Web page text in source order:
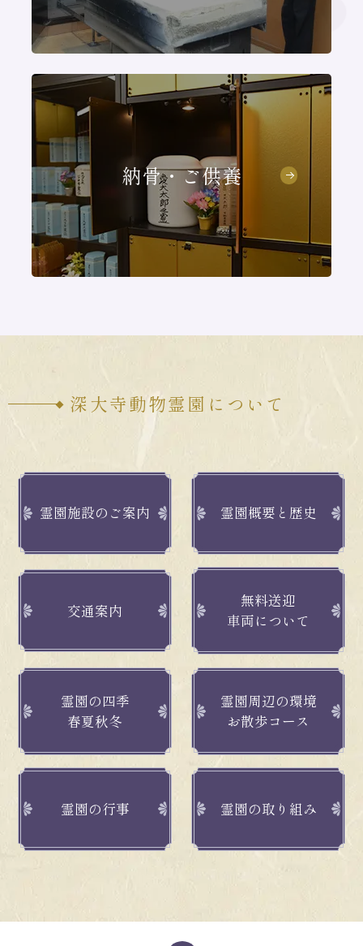
深大寺動物霊園について
霊園施設のご案内 霊園概要と歴史
交通案内
無料送迎
車両について
霊園の四季
春夏秋冬
霊園周辺の環境
お散歩コース
霊園の行事 霊園の取り組み
納骨・ご供養